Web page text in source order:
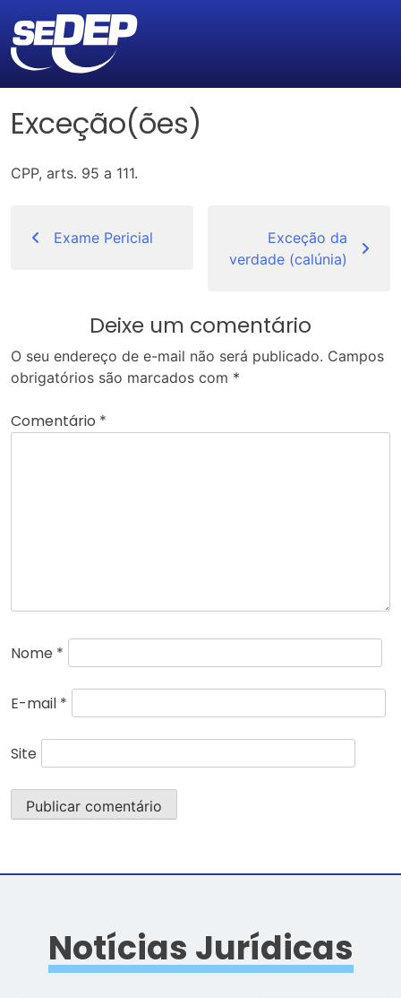
Exceção(ões)
CPP, arts. 95 a 111.
de
Exame Pericial
Exceção da
verdade (calúnia)
Deixe um comentário
O seu endereço de e-mail não será publicado. Campos
obrigatórios são marcados com *
Comentário *
Nome *
E-mail *
Site
Notícias Jurídicas